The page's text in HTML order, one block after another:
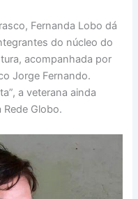
Fernanda Lobo dá
do núcleo do
acompanhada por
Jorge Fernando.
a veterana ainda
Globo.